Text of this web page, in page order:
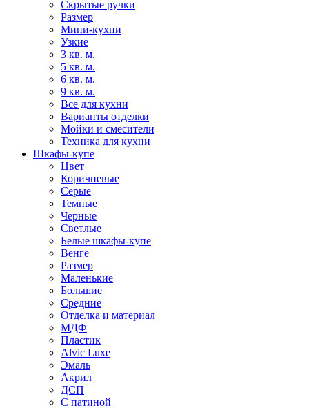
Скрытые ручки
Размер
Мини-кухни
Узкие
3 кв. м.
5 кв. м.
6 кв. м.
9 кв. м.
Все для кухни
Варианты отделки
Мойки и смесители
Техника для кухни
Шкафы-купе
Цвет
Коричневые
Серые
Темные
Черные
Светлые
Белые шкафы-купе
Венге
Размер
Маленькие
Большие
Средние
Отделка и материал
МДФ
Пластик
Alvic Luxe
Эмаль
Акрил
ДСП
С патиной